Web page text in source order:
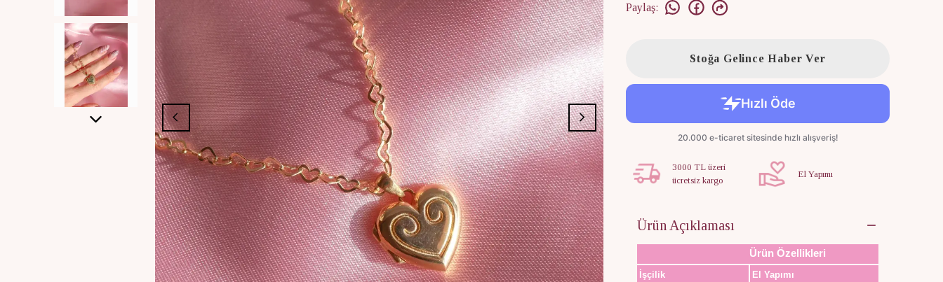
Paylaş:
Stoğa Gelince Haber Ver
3000 TL üzeri
ücretsiz kargo
El Yapımı
Ürün Açıklaması
Ürün Özellikleri
İşçilik El Yapımı